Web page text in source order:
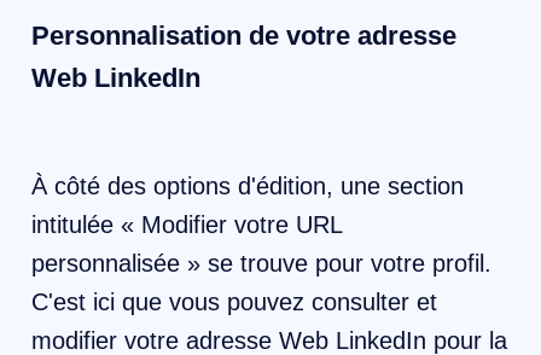
Personnalisation de votre adresse
Web LinkedIn
À côté des options d'édition, une section
intitulée « Modifier votre URL
personnalisée » se trouve pour votre profil.
C'est ici que vous pouvez consulter et
modifier votre adresse Web LinkedIn pour la